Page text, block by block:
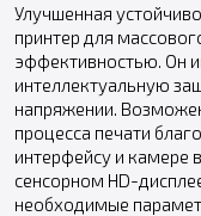
Улучшенная
принтер для
эффективностью. Он
интеллектуальную
напряжении.
процесса печати
интерфейсу и камере
сенсорном HD-
необходимые